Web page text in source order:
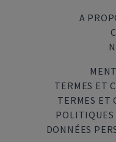
A
TERMES ET
TERMES ET
DONNÉES